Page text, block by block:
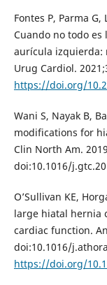
Fontes P, Parma
Cuando no todo
aurícula izquierda:
Urug Cardiol.
https://doi.org/
Wani S, Nayak B,
modifications for
Clin North Am.
doi:10.1016/
O’Sullivan KE,
large hiatal hernia
cardiac function.
doi:10.1016/
https://doi.org/